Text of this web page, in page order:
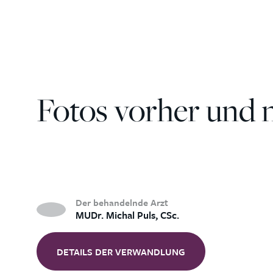
Fotos vorher und
Der behandelnde Arzt
MUDr. Michal Puls, CSc.
DETAILS DER VERWANDLUNG